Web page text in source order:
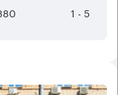
1 - 5